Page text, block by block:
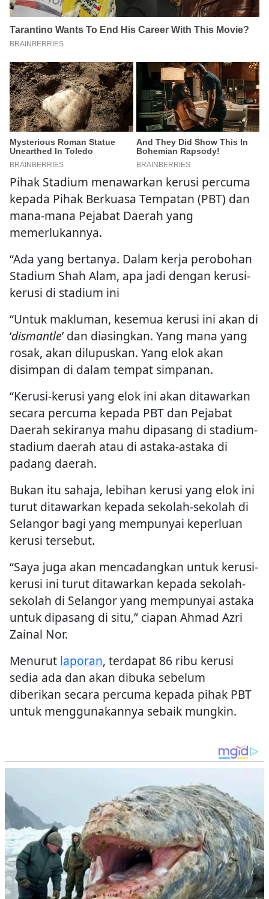
Pihak Stadium menawarkan kerusi percuma
kepada Pihak Berkuasa Tempatan (PBT) dan
mana-mana Pejabat Daerah yang
memerlukannya.
“Ada yang bertanya. Dalam kerja perobohan
Stadium Shah Alam, apa jadi dengan kerusi-
kerusi di stadium ini
“Untuk makluman, kesemua kerusi ini akan di
‘dismantle’ dan diasingkan. Yang mana yang
rosak, akan dilupuskan. Yang elok akan
disimpan di dalam tempat simpanan.
“Kerusi-kerusi yang elok ini akan ditawarkan
secara percuma kepada PBT dan Pejabat
Daerah sekiranya mahu dipasang di stadium-
stadium daerah atau di astaka-astaka di
padang daerah.
Bukan itu sahaja, lebihan kerusi yang elok ini
turut ditawarkan kepada sekolah-sekolah di
Selangor bagi yang mempunyai keperluan
kerusi tersebut.
“Saya juga akan mencadangkan untuk kerusi-
kerusi ini turut ditawarkan kepada sekolah-
sekolah di Selangor yang mempunyai astaka
untuk dipasang di situ,” ciapan Ahmad Azri
Zainal Nor.
Menurut laporan, terdapat 86 ribu kerusi
sedia ada dan akan dibuka sebelum
diberikan secara percuma kepada pihak PBT
untuk menggunakannya sebaik mungkin.